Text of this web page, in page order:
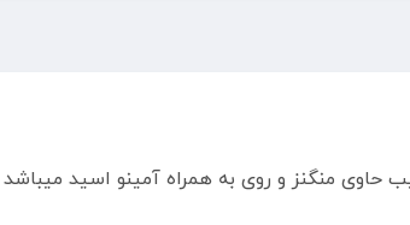
میباشد که یم ترکیب حاوی منگنز و روی به همراه